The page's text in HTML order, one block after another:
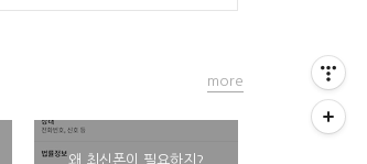
왜 최신폰이 필요하지?
more